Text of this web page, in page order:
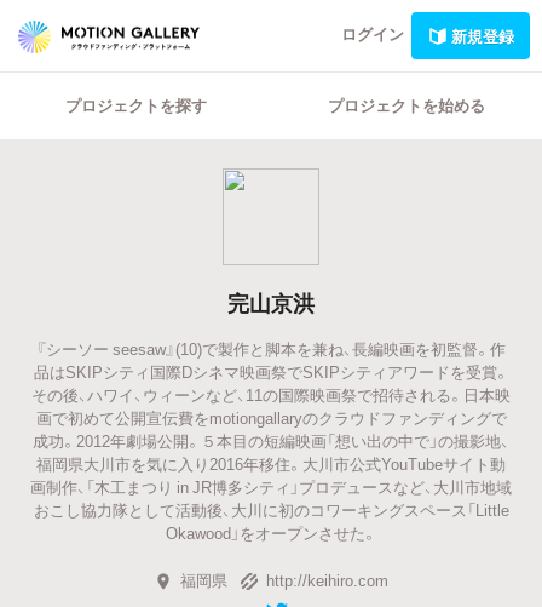
ログイン 新規登録
プロジェクトを探す プロジェクトを始める
完山京洪
『シーソー seesaw』(10)で製作と脚本を兼ね、長編映画を初監督。作
品はSKIPシティ国際Dシネマ映画祭でSKIPシティアワードを受賞。
その後、ハワイ、ウィーンなど、11の国際映画祭で招待される。日本映
画で初めて公開宣伝費をmotiongallaryのクラウドファンディングで
成功。2012年劇場公開。５本目の短編映画「想い出の中で」の撮影地、
福岡県大川市を気に入り2016年移住。大川市公式YouTubeサイト動
画制作、「木工まつり in JR博多シティ」プロデュースなど、大川市地域
おこし協力隊として活動後、大川に初のコワーキングスペース「Little
Okawood」をオープンさせた。
福岡県 http://keihiro.com